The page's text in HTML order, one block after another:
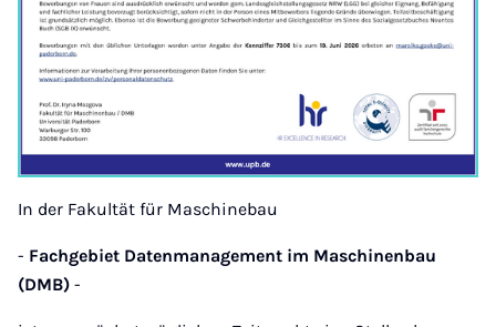
In der Fakultät für Maschinebau
- Fachgebiet Datenmanagement im Maschinenbau
(DMB) -